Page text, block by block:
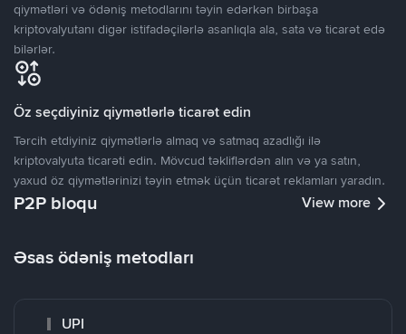
qiymətləri və ödəniş metodlarını təyin edərkən birbaşa
kriptovalyutanı digər istifadəçilərlə asanlıqla ala, sata və ticarət edə
bilərlər.
Öz seçdiyiniz qiymətlərlə ticarət edin
Tərcih etdiyiniz qiymətlərlə almaq və satmaq azadlığı ilə
kriptovalyuta ticarəti edin. Mövcud təkliflərdən alın və ya satın,
yaxud öz qiymətlərinizi təyin etmək üçün ticarət reklamları yaradın.
P2P bloqu View more
Əsas ödəniş metodları
UPI